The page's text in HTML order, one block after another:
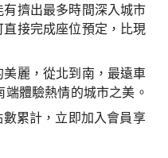
擠出最多時間深入城市
接完成座位預定，比現
麗，從北到南，最遠車
體驗熱情的城市之美。
累計，立即加入會員享